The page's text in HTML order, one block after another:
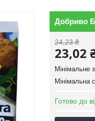
Добриво
24,23 ₴
23,02
Мінімальне
Мінімальна
Готово до